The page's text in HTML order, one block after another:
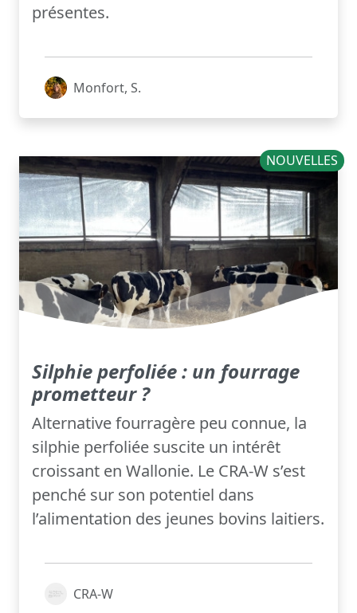
présentes.
Monfort, S.
NOUVELLES
Silphie perfoliée : un fourrage
prometteur ?
Alternative fourragère peu connue, la
silphie perfoliée suscite un intérêt
croissant en Wallonie. Le CRA-W s’est
penché sur son potentiel dans
l’alimentation des jeunes bovins laitiers.
CRA-W